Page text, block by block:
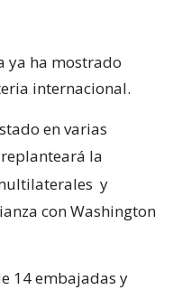
ya ha mostrado
internacional.
en varias
la
y
con Washington
14 embajadas y